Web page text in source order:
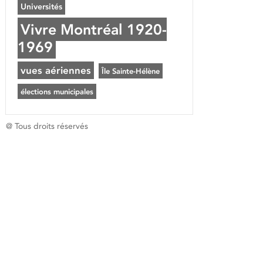
Universités
Vivre Montréal 1920-
1969
vues aériennes Île Sainte-Hélène
élections municipales
@ Tous droits réservés